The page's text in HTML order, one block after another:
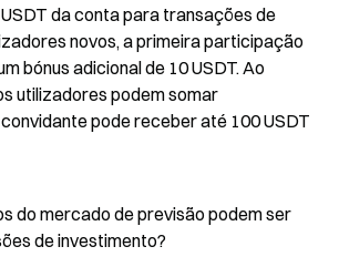
da conta para transações de
novos, a primeira participação
bónus adicional de 10 USDT. Ao
utilizadores podem somar
pode receber até 100 USDT
do mercado de previsão podem ser
de investimento?